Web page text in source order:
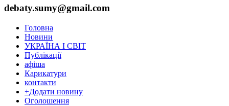
debaty.sumy@gmail.com
Головна
Новини
УКРАЇНА І СВІТ
Публікації
афіша
Карикатури
контакти
+Додати новину
Оголошення